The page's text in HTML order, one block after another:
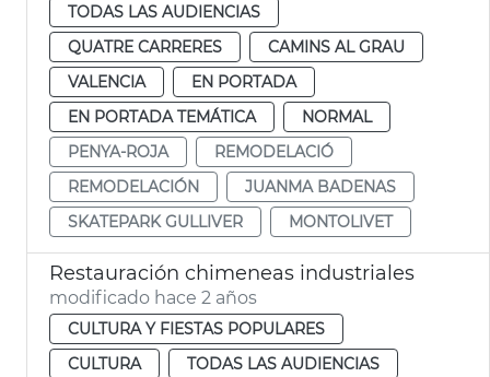
TODAS LAS AUDIENCIAS
QUATRE CARRERES
CAMINS AL GRAU
VALENCIA
EN PORTADA
EN PORTADA TEMÁTICA
NORMAL
PENYA-ROJA
REMODELACIÓ
REMODELACIÓN
JUANMA BADENAS
SKATEPARK GULLIVER
MONTOLIVET
Restauración chimeneas industriales
modificado hace 2 años
CULTURA Y FIESTAS POPULARES
CULTURA
TODAS LAS AUDIENCIAS